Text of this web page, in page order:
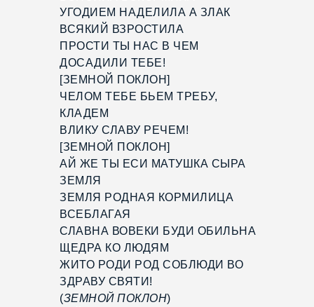
УГОДИЕМ НАДЕЛИЛА А ЗЛАК
ВСЯКИЙ ВЗРОСТИЛА
ПРОСТИ ТЫ НАС В ЧЕМ
ДОСАДИЛИ ТЕБЕ!
[ЗЕМНОЙ ПОКЛОН]
ЧЕЛОМ ТЕБЕ БЬЕМ ТРЕБУ,
КЛАДЕМ
ВЛИКУ СЛАВУ РЕЧЕМ!
[ЗЕМНОЙ ПОКЛОН]
АЙ ЖЕ ТЫ ЕСИ МАТУШКА СЫРА
ЗЕМЛЯ
ЗЕМЛЯ РОДНАЯ КОРМИЛИЦА
ВСЕБЛАГАЯ
СЛАВНА ВОВЕКИ БУДИ ОБИЛЬНА
ЩЕДРА КО ЛЮДЯМ
ЖИТО РОДИ РОД СОБЛЮДИ ВО
ЗДРАВУ СВЯТИ!
(ЗЕМНОЙ ПОКЛОН)